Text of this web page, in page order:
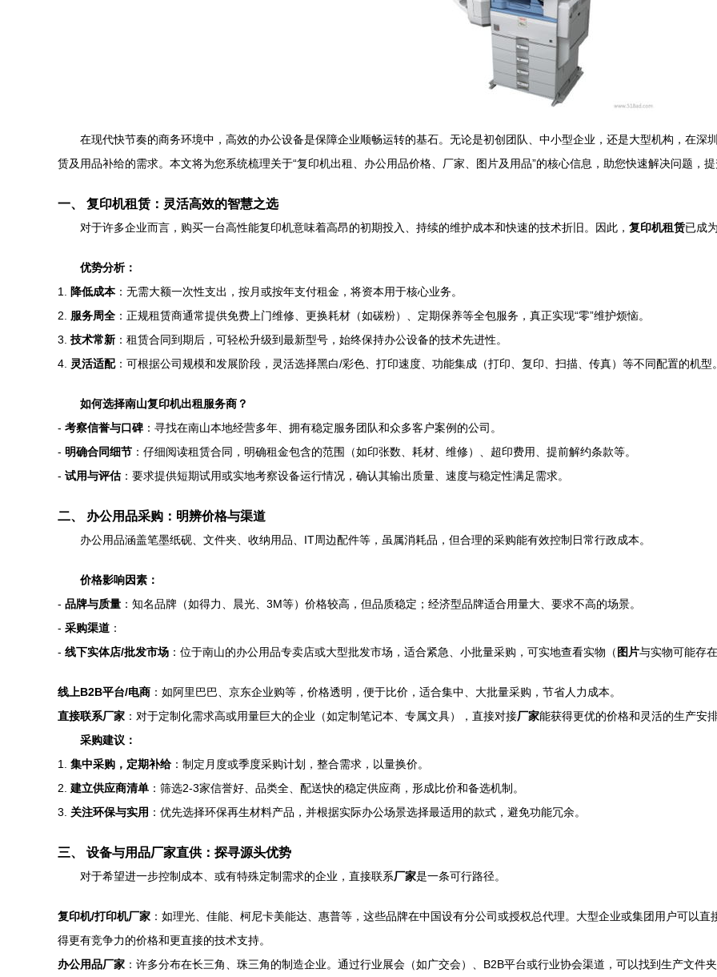
在现代快节奏的商务环境中，高效的办公设备是保障企业顺畅运转的基石。无论是初创团队、中小型企业，还是大型机构，在深
赁及用品补给的需求。本文将为您系统梳理关于“复印机出租、办公用品价格、厂家、图片及用品”的核心信息，助您快速解决问题，提
一、 复印机租赁：灵活高效的智慧之选
对于许多企业而言，购买一台高性能复印机意味着高昂的初期投入、持续的维护成本和快速的技术折旧。因此， 复印机租赁已成
优势分析：
1.
降低成本：无需大额一次性支出，按月或按年支付租金，将资本用于核心业务。
2. 服务周全 ：正规租赁商通常提供免费上门维修、更换耗材（如碳粉）、定期保养等全包服务，真正实现“零”维护烦恼。
3. 技术常新 ：租赁合同到期后，可轻松升级到最新型号，始终保持办公设备的技术先进性。
4. 灵活适配：可根据公司规模和发展阶段，灵活选择黑白/彩色、打印速度、功能集成（打印、复印、扫描、传真）等不同配置的机型。
如何选择南山复印机出租服务商？
- 考察信誉与口碑 ：寻找在南山本地经营多年、拥有稳定服务团队和众多客户案例的公司。
- 明确合同细节 ：仔细阅读租赁合同，明确租金包含的范围（如印张数、耗材、维修）、超印费用、提前解约条款等。
- 试用与评估：要求提供短期试用或实地考察设备运行情况，确认其输出质量、速度与稳定性满足需求。
二、 办公用品采购：明辨价格与渠道
办公用品涵盖笔墨纸砚、文件夹、收纳用品、IT周边配件等，虽属消耗品，但合理的采购能有效控制日常行政成本。
价格影响因素：
- 品牌与质量 ：知名品牌（如得力、晨光、3M等）价格较高，但品质稳定；经济型品牌适合用量大、要求不高的场景。
- 采购渠道 ：
- 线下实体店/批发市场 ：位于南山的办公用品专卖店或大型批发市场，适合紧急、小批量采购，可实地查看实物（ 图片与实物可能存
线上B2B平台/电商 ：如阿里巴巴、京东企业购等，价格透明，便于比价，适合集中、大批量采购，节省人力成本。
直接联系厂家 ：对于定制化需求高或用量巨大的企业（如定制笔记本、专属文具），直接对接厂家能获得更优的价格和灵活的生产安排
采购建议：
1. 集中采购，定期补给 ：制定月度或季度采购计划，整合需求，以量换价。
2. 建立供应商清单 ：筛选2-3家信誉好、品类全、配送快的稳定供应商，形成比价和备选机制。
3. 关注环保与实用 ：优先选择环保再生材料产品，并根据实际办公场景选择最适用的款式，避免功能冗余。
三、 设备与用品厂家直供：探寻源头优势
对于希望进一步控制成本、或有特殊定制需求的企业，直接联系厂家是一条可行路径。
复印机/打印机厂家 ：如理光、佳能、柯尼卡美能达、惠普等，这些品牌在中国设有分公司或授权总代理。大型企业或集团用户可以
得更有竞争力的价格和更直接的技术支持。
办公用品厂家 ：许多分布在长三角、珠三角的制造企业。通过行业展会（如广交会）、B2B平台或行业协会渠道，可以找到生产文件